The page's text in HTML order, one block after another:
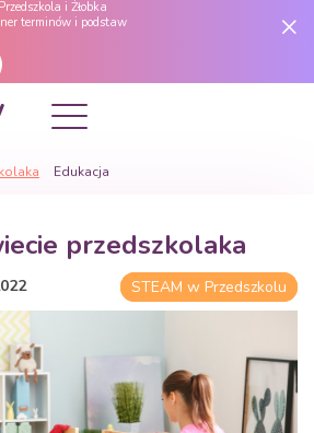
i Żłobka
terminów i podstaw
Edukacja
przedszkolaka
STEAM w Przedszkolu